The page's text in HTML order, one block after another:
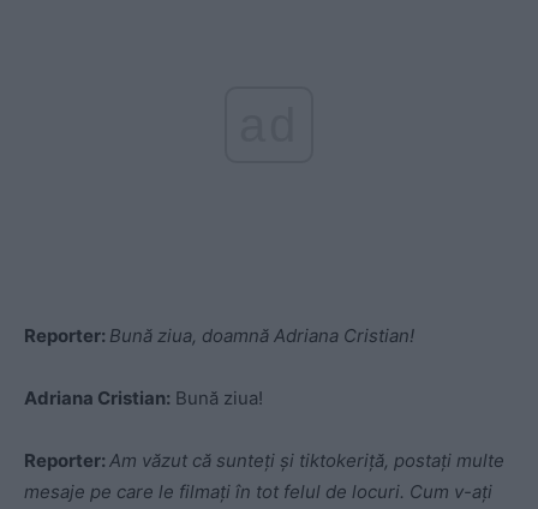
Reporter: Bună ziua, doamnă Adriana Cristian!
Adriana Cristian: Bună ziua!
Reporter: Am văzut că sunteți și tiktokeriță, postați multe
mesaje pe care le filmați în tot felul de locuri. Cum v-ați